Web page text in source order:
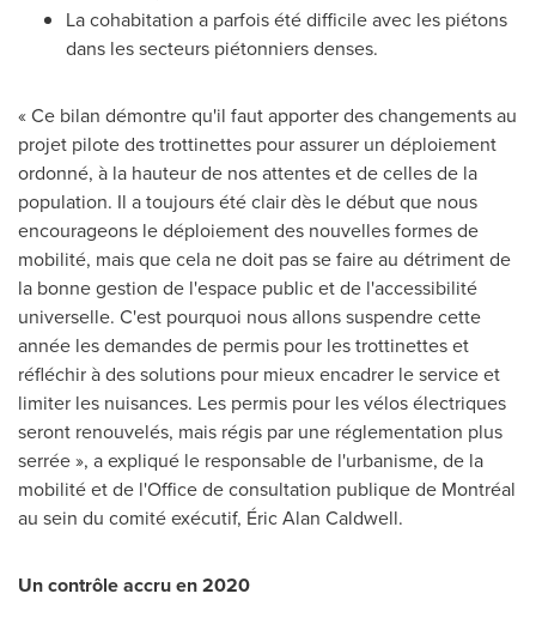
La cohabitation a parfois été difficile avec les piétons
dans les secteurs piétonniers denses.
« Ce bilan démontre qu'il faut apporter des changements au
projet pilote des trottinettes pour assurer un déploiement
ordonné, à la hauteur de nos attentes et de celles de la
population. Il a toujours été clair dès le début que nous
encourageons le déploiement des nouvelles formes de
mobilité, mais que cela ne doit pas se faire au détriment de
la bonne gestion de l'espace public et de l'accessibilité
universelle. C'est pourquoi nous allons suspendre cette
année les demandes de permis pour les trottinettes et
réfléchir à des solutions pour mieux encadrer le service et
limiter les nuisances. Les permis pour les vélos électriques
seront renouvelés, mais régis par une réglementation plus
serrée », a expliqué le responsable de l'urbanisme, de la
mobilité et de l'Office de consultation publique de Montréal
au sein du comité exécutif, ÉricAlan Caldwell.
Un contrôle accru en 2020